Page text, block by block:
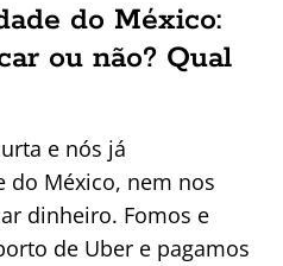
do México:
ou não? Qual
e nós já
do México, nem nos
dinheiro. Fomos e
de Uber e pagamos